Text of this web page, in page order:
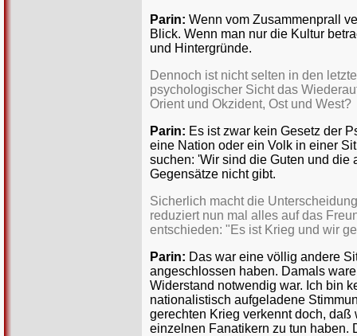
Parin: Wenn vom Zusammenprall
Blick. Wenn man nur die Kultur
und Hintergründe.
Dennoch ist nicht selten in den
psychologischer Sicht das
Orient und Okzident, Ost und West?
Parin: Es ist zwar kein Gesetz der
eine Nation oder ein Volk in einer
suchen: 'Wir sind die Guten und
Gegensätze nicht gibt.
Sicherlich macht die
reduziert nun mal alles auf das
entschieden: "Es ist Krieg und wir
Parin: Das war eine völlig andere
angeschlossen haben. Damals
Widerstand notwendig war. Ich bin
nationalistisch aufgeladene
gerechten Krieg verkennt doch,
einzelnen Fanatikern zu tun haben.